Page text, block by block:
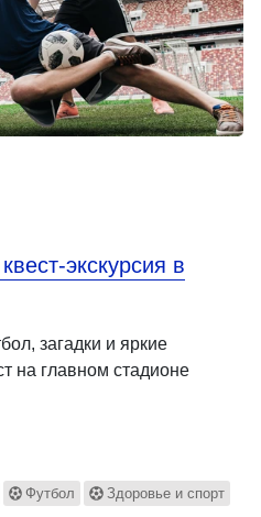
экскурсия в
загадки и яркие
на главном стадионе
Футбол
Здоровье и спорт